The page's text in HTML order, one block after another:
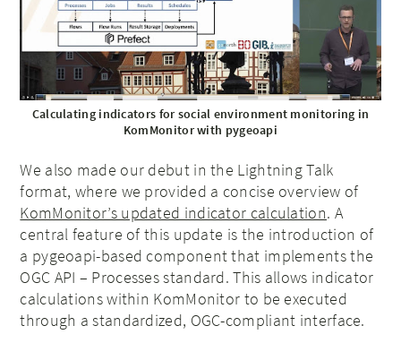
Calculating indicators for social environment monitoring in
KomMonitor with pygeoapi
We also made our debut in the Lightning Talk
format, where we provided a concise overview of
KomMonitor’s updated indicator calculation. A
central feature of this update is the introduction of
a pygeoapi-based component that implements the
OGC API – Processes standard. This allows indicator
calculations within KomMonitor to be executed
through a standardized, OGC-compliant interface.